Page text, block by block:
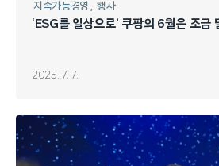
지속가능경영 행사
‘ESG를 일상으로’ 쿠팡의 6월은 조금
2025. 7. 7.